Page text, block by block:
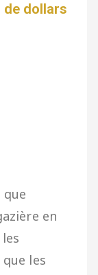
de dollars
en
les